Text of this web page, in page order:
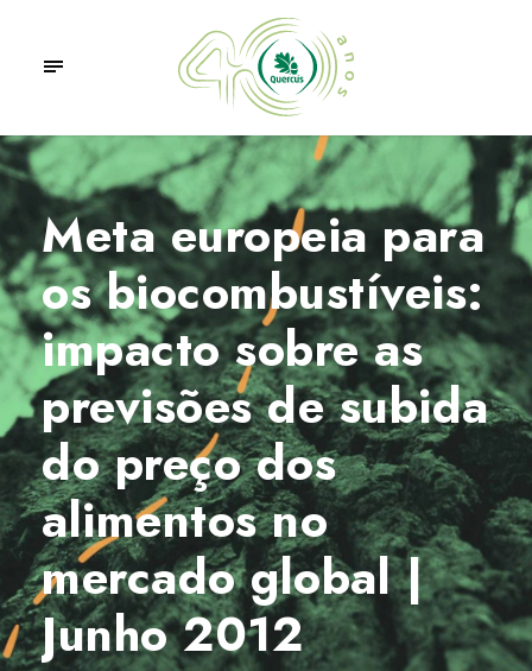
Meta europeia para
os biocombustíveis:
impacto sobre as
previsões de subida
do preço dos
alimentos no
mercado global |
Junho 2012